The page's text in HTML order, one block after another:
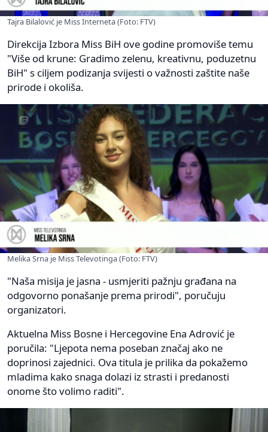
Tajra Bilalović je Miss Interneta (Foto: FTV)
Direkcija Izbora Miss BiH ove godine promoviše temu
"Više od krune: Gradimo zelenu, kreativnu, poduzetnu
BiH" s ciljem podizanja svijesti o važnosti zaštite naše
prirode i okoliša.
Melika Srna je Miss Televotinga (Foto: FTV)
"Naša misija je jasna - usmjeriti pažnju građana na
odgovorno ponašanje prema prirodi", poručuju
organizatori.
Aktuelna Miss Bosne i Hercegovine Ena Adrović je
poručila: "Ljepota nema poseban značaj ako ne
doprinosi zajednici. Ova titula je prilika da pokažemo
mladima kako snaga dolazi iz strasti i predanosti
onome što volimo raditi".